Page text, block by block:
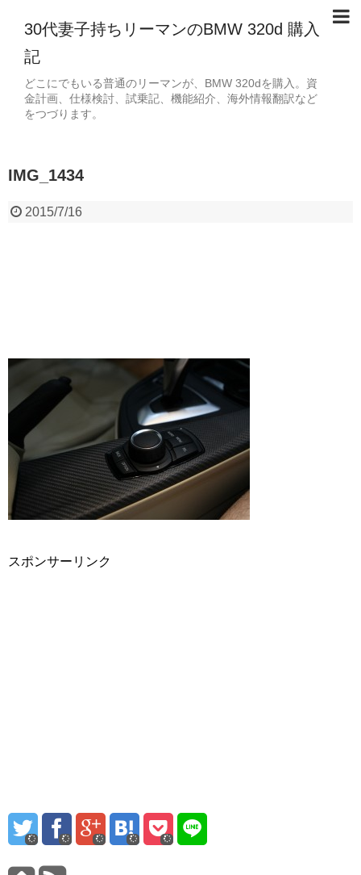
30代妻子持ちリーマンのBMW 320d 購入
記
どこにでもいる普通のリーマンが、BMW 320dを購入。資
金計画、仕様検討、試乗記、機能紹介、海外情報翻訳など
をつづります。
IMG_1434
2015/7/16
スポンサーリンク